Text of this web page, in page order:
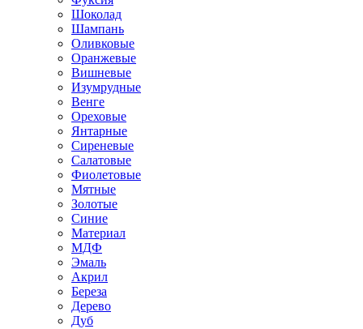
Шоколад
Шампань
Оливковые
Оранжевые
Вишневые
Изумрудные
Венге
Ореховые
Янтарные
Сиреневые
Салатовые
Фиолетовые
Мятные
Золотые
Синие
Материал
МДФ
Эмаль
Акрил
Береза
Дерево
Дуб